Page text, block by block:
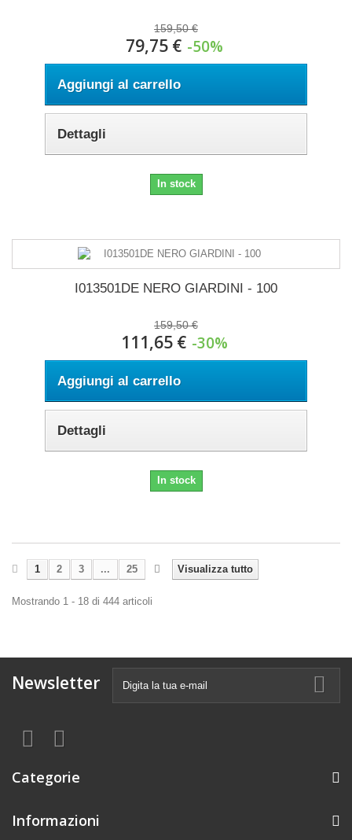
79,75 €
159,50 €
-50%
Aggiungi al carrello
Dettagli
In stock
I013501DE NERO GIARDINI - 100
111,65 €
159,50 €
-30%
Aggiungi al carrello
Dettagli
In stock
Visualizza tutto
1 2 3 ... 25
Mostrando 1 - 18 di 444 articoli
Newsletter
Categorie
Informazioni